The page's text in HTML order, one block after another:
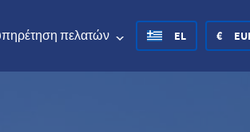
πελατών EL €